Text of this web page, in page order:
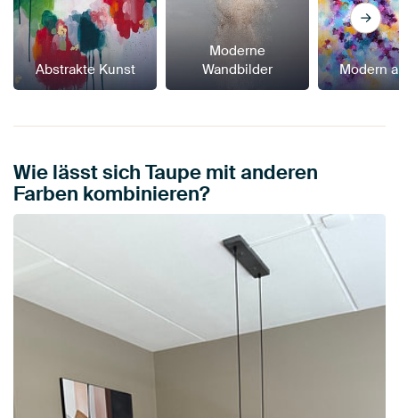
Abstrakte Kunst
Moderne
Wandbilder
Modern
Wie lässt sich Taupe mit anderen
Farben kombinieren?